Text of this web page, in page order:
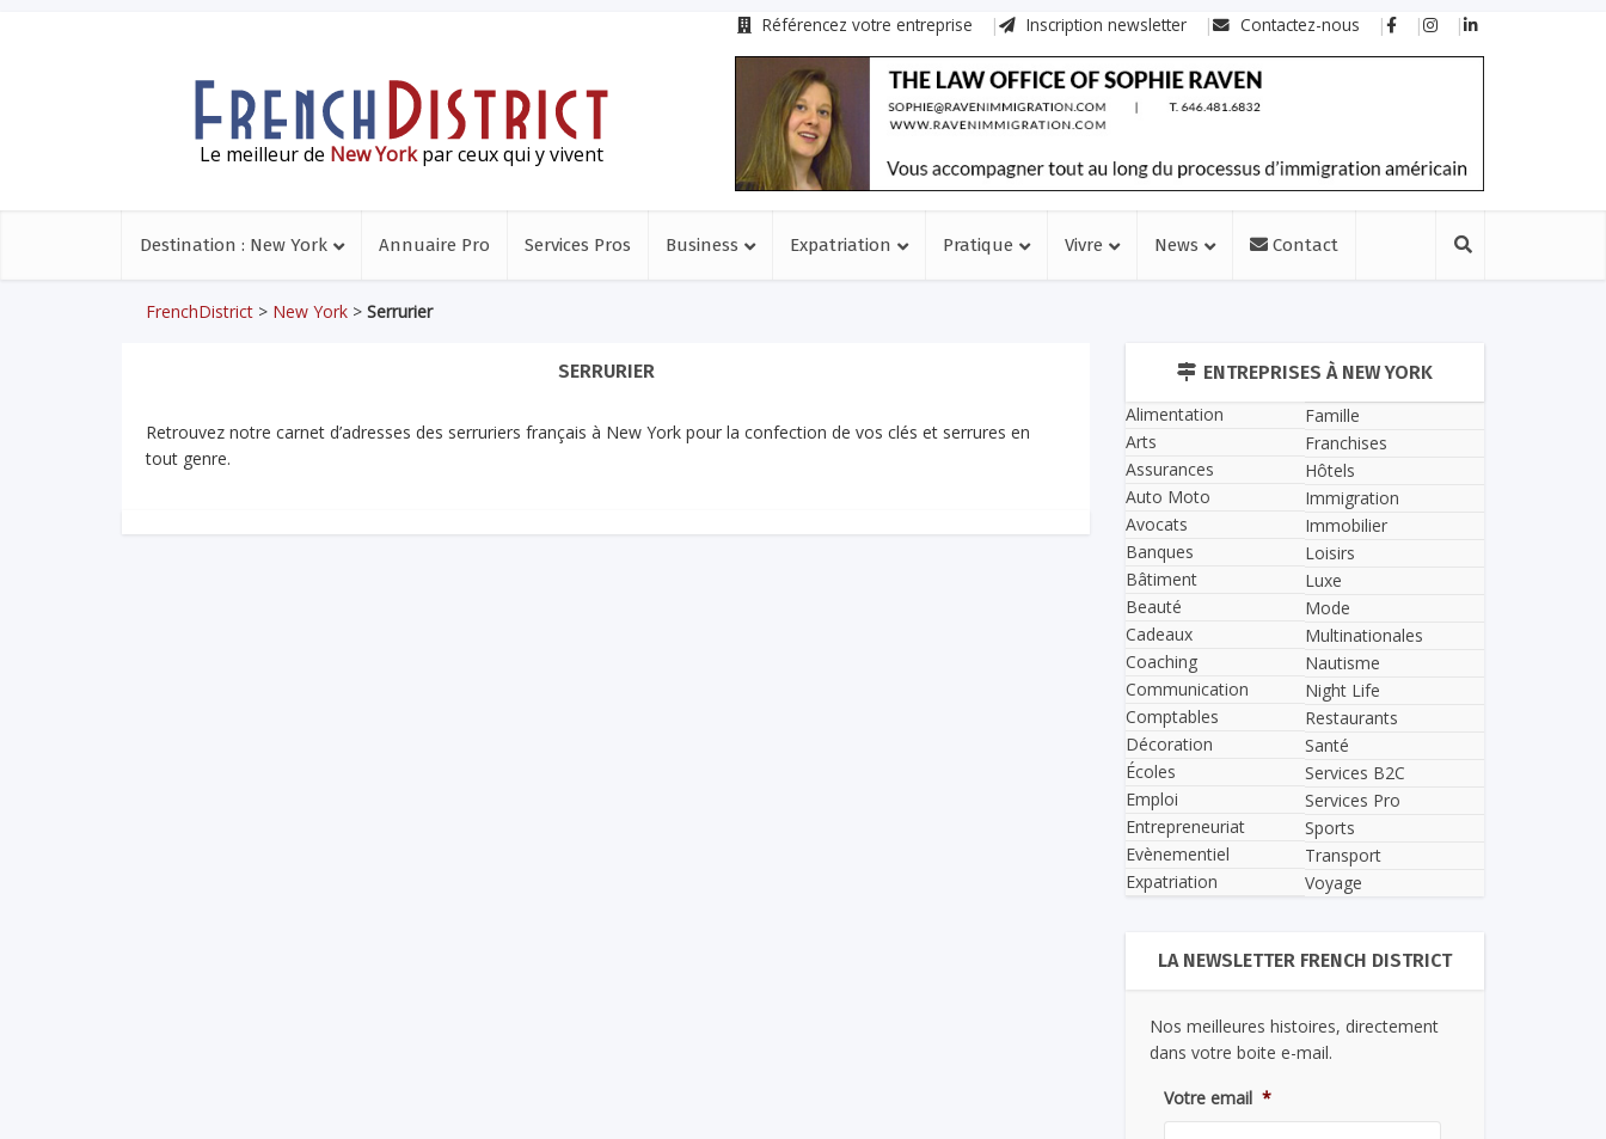
Référencez votre entreprise Inscription newsletter Contactez-nous
Le meilleur de New Yorkpar ceux qui y vivent
Destination : New York Annuaire Pro Services Pros Business Expatriation Pratique Vivre News Contact
FrenchDistrict > New York > Serrurier
SERRURIER
Retrouvez notre carnet d’adresses des serruriers français à New York pour la confection de vos clés et serrures en
tout genre.
ENTREPRISES À NEW YORK
Alimentation
Arts
Assurances
Auto Moto
Avocats
Banques
Bâtiment
Beauté
Cadeaux
Coaching
Communication
Comptables
Décoration
Écoles
Emploi
Entrepreneuriat
Evènementiel
Expatriation
Famille
Franchises
Hôtels
Immigration
Immobilier
Loisirs
Luxe
Mode
Multinationales
Nautisme
Night Life
Restaurants
Santé
Services B2C
Services Pro
Sports
Transport
Voyage
LA NEWSLETTER FRENCH DISTRICT
Nos meilleures histoires, directement
dans votre boite e-mail.
Votre email *